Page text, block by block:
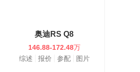
奥迪RS Q8
146.88-172.48万
综述
报价 参配 图片